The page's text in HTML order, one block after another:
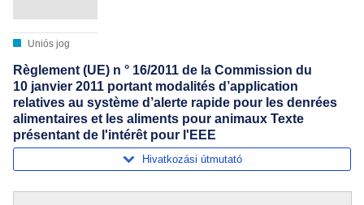
Uniós jog
Règlement (UE) n ° 16/2011 de la Commission du
10 janvier 2011 portant modalités d’application
relatives au système d’alerte rapide pour les denrées
alimentaires et les aliments pour animaux Texte
présentant de l'intérêt pour l'EEE
Hivatkozási útmutató